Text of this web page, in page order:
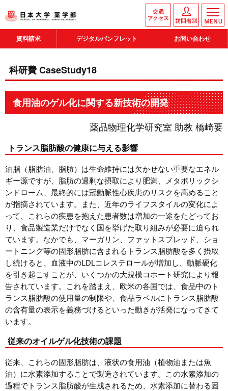
資料請求 デジタルパンフレット お問い合わせ
科研費 CaseStudy18
食用油のゲル化に関する新技術の開発
薬品物理化学研究室 助教 橋崎要
トランス脂肪酸の健康に与える影響
油脂（脂肪油、脂肪）は生命維持には欠かせない重要なエネル
ギー源ですが、脂肪の過剰な摂取により肥満、メタボリックシ
ンドローム、最終的には冠動脈性心疾患のリスクを高めること
が指摘されています。また、近年のライフスタイルの変化によ
って、これらの疾患を抱えた患者数は増加の一途をたどってお
り、食品製造業だけでなく国を挙げた取り組みが必要に迫られ
ています。なかでも、マーガリン、ファットスプレッド、ショ
ートニング等の固形脂肪に含まれるトランス脂肪酸を多く摂取
し続けると、血液中のLDLコレステロールが増加し、動脈硬化
を引き起こすことが、いくつかの大規模コホート研究により報
告されています。これを踏まえ、欧米の各国では、食品中のト
ランス脂肪酸の使用量の制限や、食品ラベルにトランス脂肪酸
の含有量の表示を義務づけるといった動きが活発になってきて
います。
従来のオイルゲル化技術の課題
従来、これらの固形脂肪は、液状の食用油（植物油または魚
油）に水素添加することで製造されています。この水素添加の
過程でトランス脂肪酸が生成されるため、水素添加に替わる固